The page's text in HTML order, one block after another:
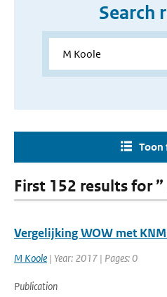
Search
Toon
First 152 results for
Vergelijking WOW met
M Koole | Year: 2017 | Pages: 0
Publication